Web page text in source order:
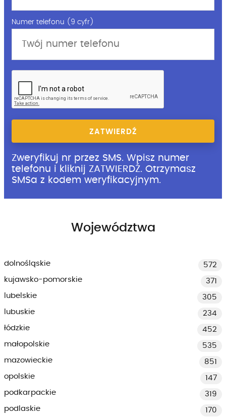
Numer telefonu (9 cyfr)
ZATWIERDŹ
Zweryfikuj nr przez SMS. Wpisz numer
telefonu i kliknij ZATWIERDŹ. Otrzymasz
SMSa z kodem weryfikacyjnym.
Województwa
dolnośląskie
572
kujawsko-pomorskie
371
lubelskie
305
lubuskie
234
łódzkie
452
małopolskie
535
mazowieckie
851
opolskie
147
podkarpackie
319
podlaskie
170